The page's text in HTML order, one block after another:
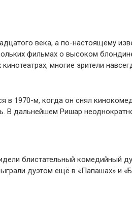
века, а по-настоящему
фильмах о высоком
многие зрители
в 1970-м, когда он снял
В дальнейшем Ришар
блистательный комедийный
дуэтом ещё в «Папашах» и